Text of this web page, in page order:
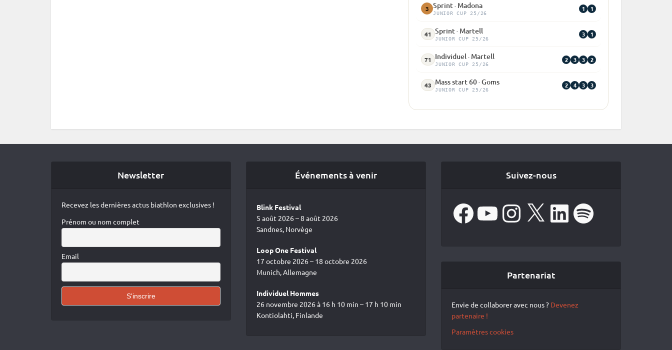
3 Sprint · Madona
JUNIOR CUP 25/26
1 1
41 Sprint · Martell
JUNIOR CUP 25/26
3 1
71 Individuel · Martell
JUNIOR CUP 25/26
2 3 3 2
43 Mass start 60 · Goms
JUNIOR CUP 25/26
2 4 3 3
Newsletter
Recevez les dernières actus biathlon exclusives !
Prénom ou nom complet
Email
Événements à venir
Blink Festival
5 août 2026 – 8 août 2026
Sandnes, Norvège
Loop One Festival
17 octobre 2026 – 18 octobre 2026
Munich, Allemagne
Individuel Hommes
26 novembre 2026 à 16 h 10 min – 17 h 10 min
Kontiolahti, Finlande
Suivez-nous
FacebookYouTube Instagram
X LinkedIn Spotify
Partenariat
Envie de collaborer avec nous ? Devenez
partenaire !
Paramètres cookies